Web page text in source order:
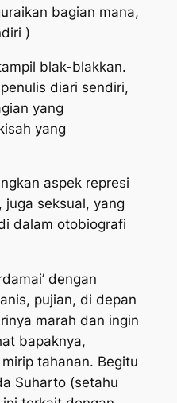
bagian mana,
)
blak-blakkan.
diari sendiri,
yang
yang
aspek represi
seksual, yang
dalam otobiografi
dengan
pujian, di depan
marah dan ingin
bapaknya,
tahanan. Begitu
Suharto (setahu